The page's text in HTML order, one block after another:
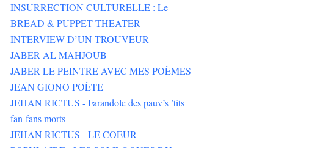
INSURRECTION CULTURELLE : Le
BREAD & PUPPET THEATER
INTERVIEW D’UN TROUVEUR
JABER AL MAHJOUB
JABER LE PEINTRE AVEC MES POÈMES
JEAN GIONO POÈTE
JEHAN RICTUS - Farandole des pauv’s ’tits
fan-fans morts
JEHAN RICTUS - LE COEUR